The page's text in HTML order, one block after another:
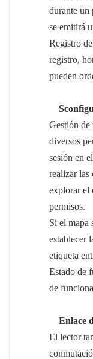
durante un
se emitirá
Registro
registro,
pueden
S
Gestión de
diversos
sesión en
realizar las
explorar el
permisos.
Si el mapa
establecer
etiqueta
Estado de
de
Enlace
El lector